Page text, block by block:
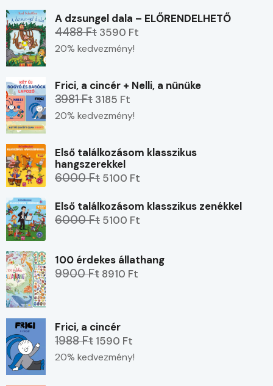
A dzsungel dala – ELŐRENDELHETŐ
4488 Ft 3590 Ft
20% kedvezmény!
Frici, a cincér + Nelli, a nünüke
3981 Ft 3185 Ft
20% kedvezmény!
Első találkozásom klasszikus
hangszerekkel
6000 Ft 5100 Ft
Első találkozásom klasszikus zenékkel
6000 Ft 5100 Ft
100 érdekes állathang
9900 Ft 8910 Ft
Frici, a cincér
1988 Ft 1590 Ft
20% kedvezmény!